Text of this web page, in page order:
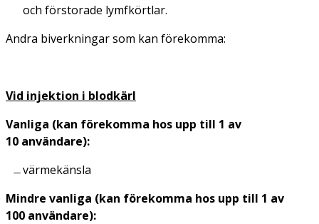
och förstorade lymfkörtlar.
Andra biverkningar som kan förekomma:
Vid injektion i blodkärl
Vanliga (kan förekomma hos upp till 1 av
10 användare):
värmekänsla
Mindre vanliga (kan förekomma hos upp till 1 av
100 användare):